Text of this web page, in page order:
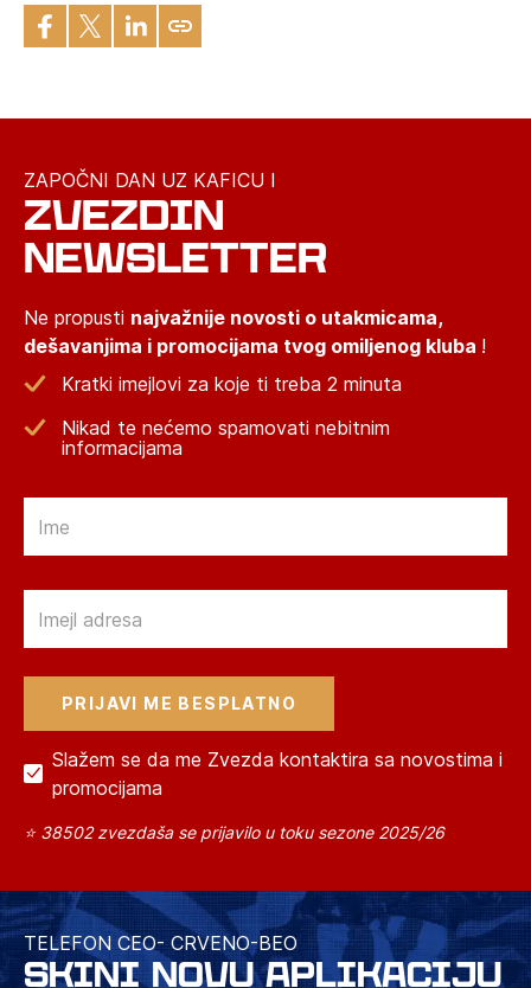
ZAPOČNI DAN UZ KAFICU I
ZVEZDIN
NEWSLETTER
Ne propusti najvažnije novosti o utakmicama,
dešavanjima i promocijama tvog omiljenog kluba !
Kratki imejlovi za koje ti treba 2 minuta
Nikad te nećemo spamovati nebitnim
informacijama
Slažem se da me Zvezda kontaktira sa novostima i
promocijama
⭐ 38502 zvezdaša se prijavilo u toku sezone 2025/26
TELEFON CEO- CRVENO-BEO
SKINI NOVU APLIKACIJU